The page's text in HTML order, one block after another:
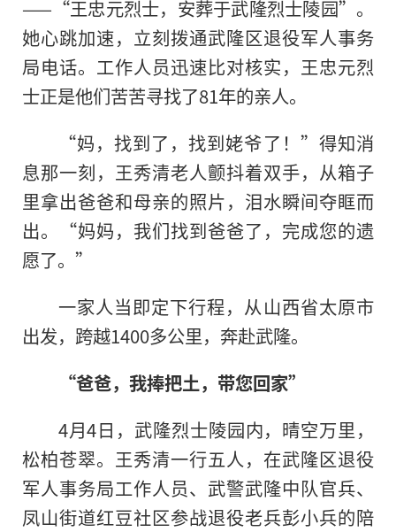
——“王忠元烈士，安葬于武隆烈士陵园”。
她心跳加速，立刻拨通武隆区退役军人事务
局电话。工作人员迅速比对核实，王忠元烈
士正是他们苦苦寻找了81年的亲人。
“妈，找到了，找到姥爷了！”得知消
息那一刻，王秀清老人颤抖着双手，从箱子
里拿出爸爸和母亲的照片，泪水瞬间夺眶而
出。“妈妈，我们找到爸爸了，完成您的遗
愿了。”
一家人当即定下行程，从山西省太原市
出发，跨越1400多公里，奔赴武隆。
“爸爸，我捧把土，带您回家”
4月4日，武隆烈士陵园内，晴空万里，
松柏苍翠。王秀清一行五人，在武隆区退役
军人事务局工作人员、武警武隆中队官兵、
凤山街道红豆社区参战退役老兵彭小兵的陪